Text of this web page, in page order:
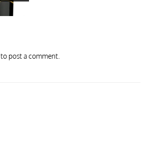
to post a comment.